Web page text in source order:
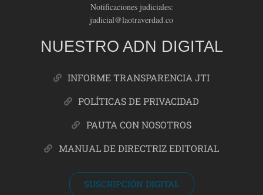
Notificaciones judiciales:
judicial@laotraverdad.co
NUESTRO ADN DIGITAL
INFORME TRANSPARENCIA JTI
POLÍTICAS DE PRIVACIDAD
PAUTA CON NOSOTROS
MANUAL DE DIRECTRIZ EDITORIAL
SUSCRIPCIÓN DIGITAL